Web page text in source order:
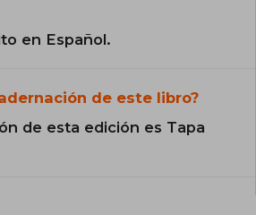
en Español.
de este libro?
de esta edición es Tapa